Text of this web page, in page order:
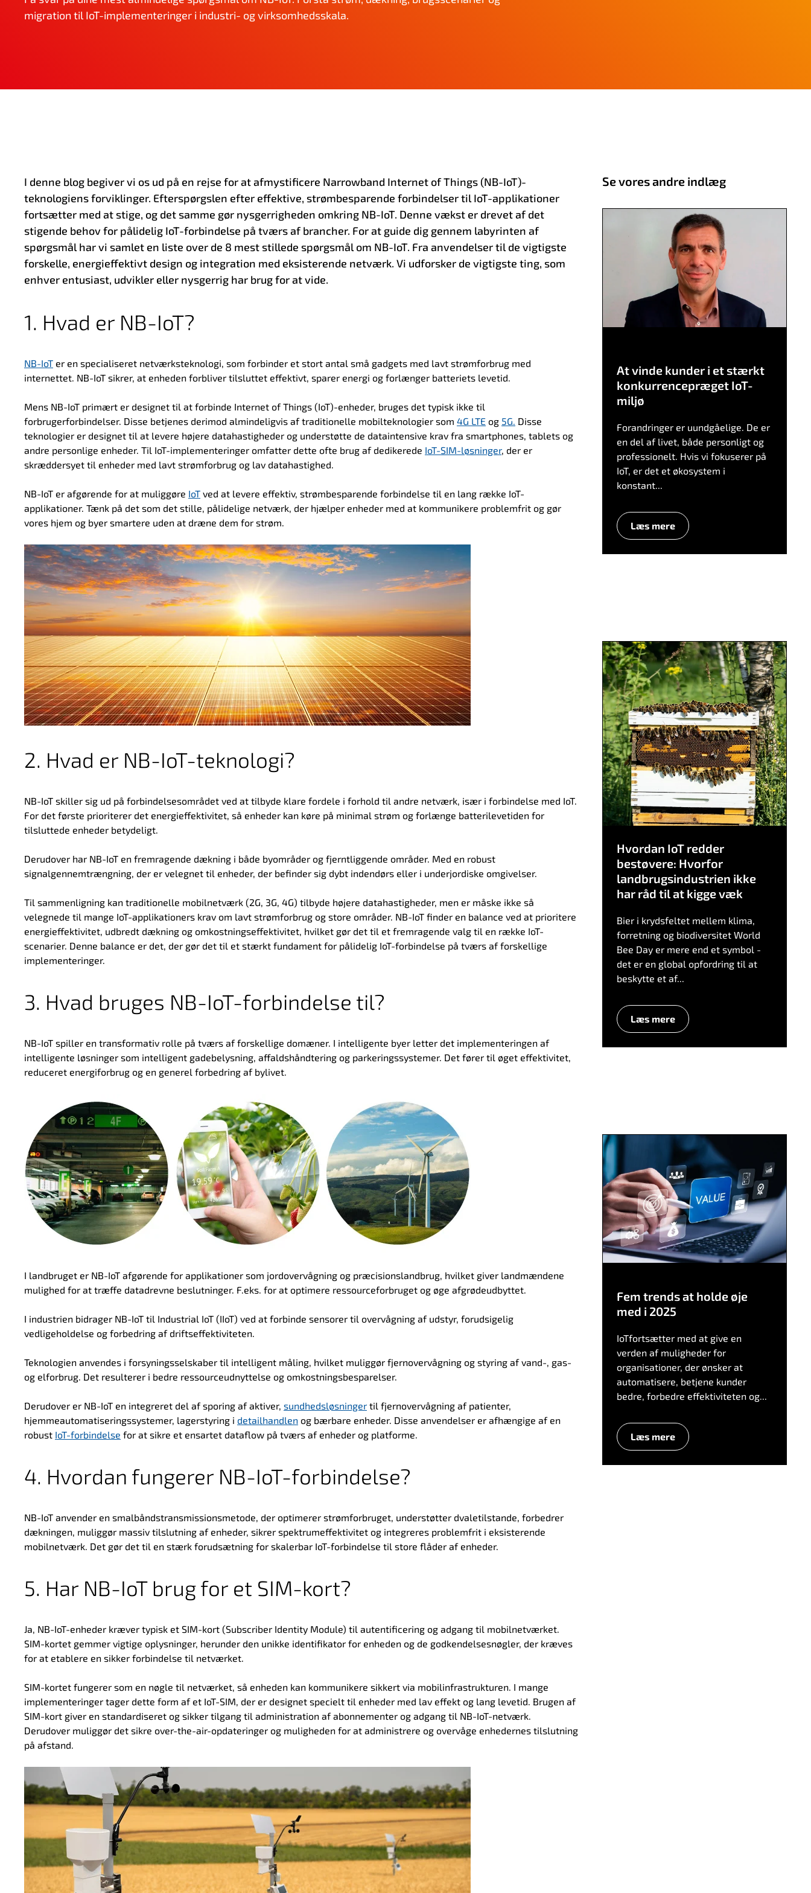
migration til IoT-implementeringer i industri- og virksomhedsskala.
I denne blog begiver vi os ud på en rejse for at afmystificere Narrowband Internet of Things (NB-IoT)-
teknologiens forviklinger. Efterspørgslen efter effektive, strømbesparende forbindelser til IoT-applikationer
fortsætter med at stige, og det samme gør nysgerrigheden omkring NB-IoT. Denne vækst er drevet af det
stigende behov for pålidelig IoT-forbindelse på tværs af brancher. For at guide dig gennem labyrinten af
spørgsmål har vi samlet en liste over de 8 mest stillede spørgsmål om NB-IoT. Fra anvendelser til de vigtigste
forskelle, energieffektivt design og integration med eksisterende netværk. Vi udforsker de vigtigste ting, som
enhver entusiast, udvikler eller nysgerrig har brug for at vide.
1. Hvad er NB-IoT?
NB-IoT er en specialiseret netværksteknologi, som forbinder et stort antal små gadgets med lavt strømforbrug med
internettet. NB-IoT sikrer, at enheden forbliver tilsluttet effektivt, sparer energi og forlænger batteriets levetid.
Mens NB-IoT primært er designet til at forbinde Internet of Things (IoT)-enheder, bruges det typisk ikke til
forbrugerforbindelser. Disse betjenes derimod almindeligvis af traditionelle mobilteknologier som 4G LTE og 5G. Disse
teknologier er designet til at levere højere datahastigheder og understøtte de dataintensive krav fra smartphones, tablets og
andre personlige enheder. Til IoT-implementeringer omfatter dette ofte brug af dedikerede IoT-SIM-løsninger, der er
skræddersyet til enheder med lavt strømforbrug og lav datahastighed.
NB-IoT er afgørende for at muliggøre IoT ved at levere effektiv, strømbesparende forbindelse til en lang række IoT-
applikationer. Tænk på det som det stille, pålidelige netværk, der hjælper enheder med at kommunikere problemfrit og gør
vores hjem og byer smartere uden at dræne dem for strøm.
2. Hvad er NB-IoT-teknologi?
NB-IoT skiller sig ud på forbindelsesområdet ved at tilbyde klare fordele i forhold til andre netværk, især i forbindelse med IoT.
For det første prioriterer det energieffektivitet, så enheder kan køre på minimal strøm og forlænge batterilevetiden for
tilsluttede enheder betydeligt.
Derudover har NB-IoT en fremragende dækning i både byområder og fjerntliggende områder. Med en robust
signalgennemtrængning, der er velegnet til enheder, der befinder sig dybt indendørs eller i underjordiske omgivelser.
Til sammenligning kan traditionelle mobilnetværk (2G, 3G, 4G) tilbyde højere datahastigheder, men er måske ikke så
velegnede til mange IoT-applikationers krav om lavt strømforbrug og store områder. NB-IoT finder en balance ved at prioritere
energieffektivitet, udbredt dækning og omkostningseffektivitet, hvilket gør det til et fremragende valg til en række IoT-
scenarier. Denne balance er det, der gør det til et stærkt fundament for pålidelig IoT-forbindelse på tværs af forskellige
implementeringer.
3. Hvad bruges NB-IoT-forbindelse til?
NB-IoT spiller en transformativ rolle på tværs af forskellige domæner. I intelligente byer letter det implementeringen af
intelligente løsninger som intelligent gadebelysning, affaldshåndtering og parkeringssystemer. Det fører til øget effektivitet,
reduceret energiforbrug og en generel forbedring af bylivet.
I landbruget er NB-IoT afgørende for applikationer som jordovervågning og præcisionslandbrug, hvilket giver landmændene
mulighed for at træffe datadrevne beslutninger. F.eks. for at optimere ressourceforbruget og øge afgrødeudbyttet.
I industrien bidrager NB-IoT til Industrial IoT (IIoT) ved at forbinde sensorer til overvågning af udstyr, forudsigelig
vedligeholdelse og forbedring af driftseffektiviteten.
Teknologien anvendes i forsyningsselskaber til intelligent måling, hvilket muliggør fjernovervågning og styring af vand-, gas-
og elforbrug. Det resulterer i bedre ressourceudnyttelse og omkostningsbesparelser.
Derudover er NB-IoT en integreret del af sporing af aktiver, sundhedsløsninger til fjernovervågning af patienter,
hjemmeautomatiseringssystemer, lagerstyring i detailhandlen og bærbare enheder. Disse anvendelser er afhængige af en
robust IoT-forbindelse for at sikre et ensartet dataflow på tværs af enheder og platforme.
4. Hvordan fungerer NB-IoT-forbindelse?
NB-IoT anvender en smalbåndstransmissionsmetode, der optimerer strømforbruget, understøtter dvaletilstande, forbedrer
dækningen, muliggør massiv tilslutning af enheder, sikrer spektrumeffektivitet og integreres problemfrit i eksisterende
mobilnetværk. Det gør det til en stærk forudsætning for skalerbar IoT-forbindelse til store flåder af enheder.
5. Har NB-IoT brug for et SIM-kort?
Ja, NB-IoT-enheder kræver typisk et SIM-kort (Subscriber Identity Module) til autentificering og adgang til mobilnetværket.
SIM-kortet gemmer vigtige oplysninger, herunder den unikke identifikator for enheden og de godkendelsesnøgler, der kræves
for at etablere en sikker forbindelse til netværket.
SIM-kortet fungerer som en nøgle til netværket, så enheden kan kommunikere sikkert via mobilinfrastrukturen. I mange
implementeringer tager dette form af et IoT-SIM, der er designet specielt til enheder med lav effekt og lang levetid. Brugen af
SIM-kort giver en standardiseret og sikker tilgang til administration af abonnementer og adgang til NB-IoT-netværk.
Derudover muliggør det sikre over-the-air-opdateringer og muligheden for at administrere og overvåge enhedernes tilslutning
på afstand.
Se vores andre indlæg
At vinde kunder i et stærkt
konkurrencepræget IoT-
miljø
Forandringer er uundgåelige. De er
en del af livet, både personligt og
professionelt. Hvis vi fokuserer på
IoT, er det et økosystem i
konstant...
Læs mere
Hvordan IoT redder
bestøvere: Hvorfor
landbrugsindustrien ikke
har råd til at kigge væk
Bier i krydsfeltet mellem klima,
forretning og biodiversitet World
Bee Day er mere end et symbol -
det er en global opfordring til at
beskytte et af...
Læs mere
Fem trends at holde øje
med i 2025
IoTfortsætter med at give en
verden af muligheder for
organisationer, der ønsker at
automatisere, betjene kunder
bedre, forbedre effektiviteten og...
Læs mere